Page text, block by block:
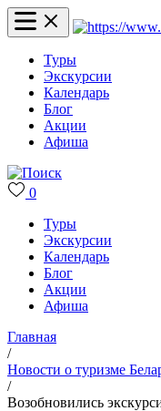
Туры
Экскурсии
Календарь
Блог
Акции
Афиша
0
Туры
Экскурсии
Календарь
Блог
Акции
Афиша
Главная
/
Новости о туризме
/
Возобновились